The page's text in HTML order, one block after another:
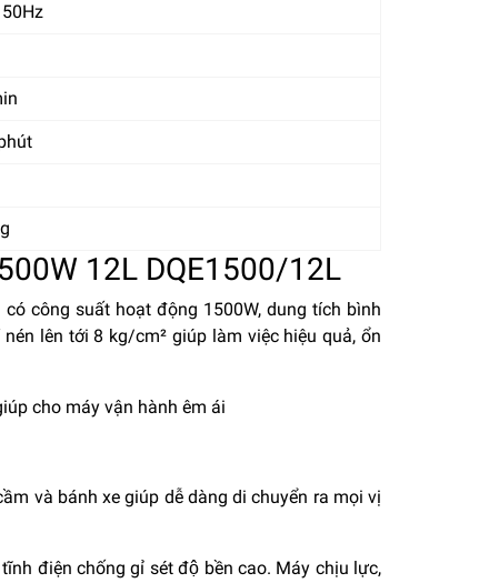
12L DQE1500/12L
có công suất hoạt động 1500W, dung tích bình
lên tới 8 kg/cm² giúp làm việc hiệu quả, ổn
cho máy vận hành êm ái
và bánh xe giúp dễ dàng di chuyển ra mọi vị
điện chống gỉ sét độ bền cao. Máy chịu lực,